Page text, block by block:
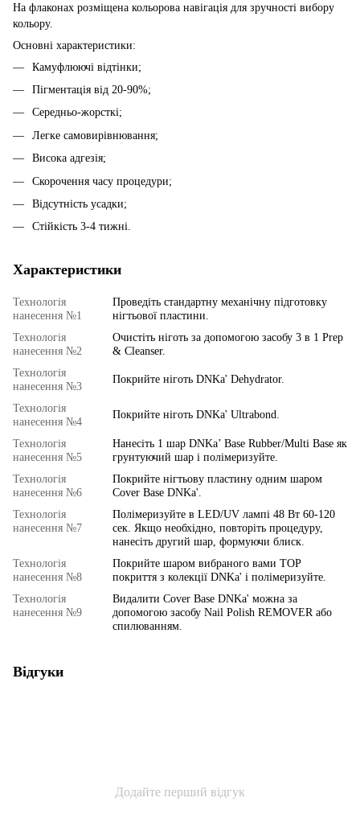
На флаконах розміщена кольорова навігація для зручності вибору
кольору.
Основні характеристики:
Камуфлюючі відтінки;
Пігментація від 20-90%;
Середньо-жорсткі;
Легке самовирівнювання;
Висока адгезія;
Скорочення часу процедури;
Відсутність усадки;
Стійкість 3-4 тижні.
Характеристики
Технологія
нанесення №1
Проведіть стандартну механічну підготовку
нігтьової пластини.
Технологія
нанесення №2
Очистіть ніготь за допомогою засобу 3 в 1 Prep
& Cleanser.
Технологія
нанесення №3
Покрийте ніготь DNKa' Dehydrator.
Технологія
нанесення №4
Покрийте ніготь DNKa' Ultrabond.
Технологія
нанесення №5
Нанесіть 1 шар DNKa’ Base Rubber/Multi Base як
грунтуючий шар і полімеризуйте.
Технологія
нанесення №6
Покрийте нігтьову пластину одним шаром
Cover Base DNKa'.
Технологія
нанесення №7
Полімеризуйте в LED/UV лампі 48 Вт 60-120
сек. Якщо необхідно, повторіть процедуру,
нанесіть другий шар, формуючи блиск.
Технологія
нанесення №8
Покрийте шаром вибраного вами TOP
покриття з колекції DNKa' і полімеризуйте.
Технологія
нанесення №9
Видалити Cover Base DNKa' можна за
допомогою засобу Nail Polish REMOVER або
спилюванням.
Відгуки
Додайте перший відгук